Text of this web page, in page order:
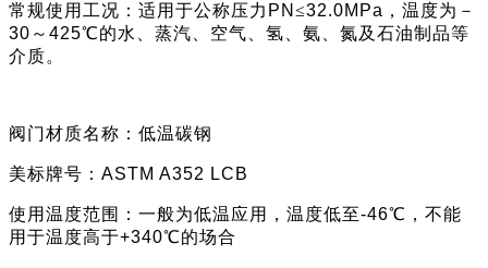
常规使用工况：适用于公称压力 PN ≤32.0MPa ，温度为－
30 ～ 425℃的水、蒸汽、空气、氢、氨、氮及石油制品等
介质。
阀门材质名称： 低温碳钢
美标牌号： ASTM A352 LCB
使用 温度范围： 一般为低温应用，温度低至-46℃ ， 不能
用于温度高于+340℃的场合